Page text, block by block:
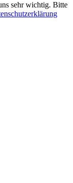
sehr wichtig. Bitte